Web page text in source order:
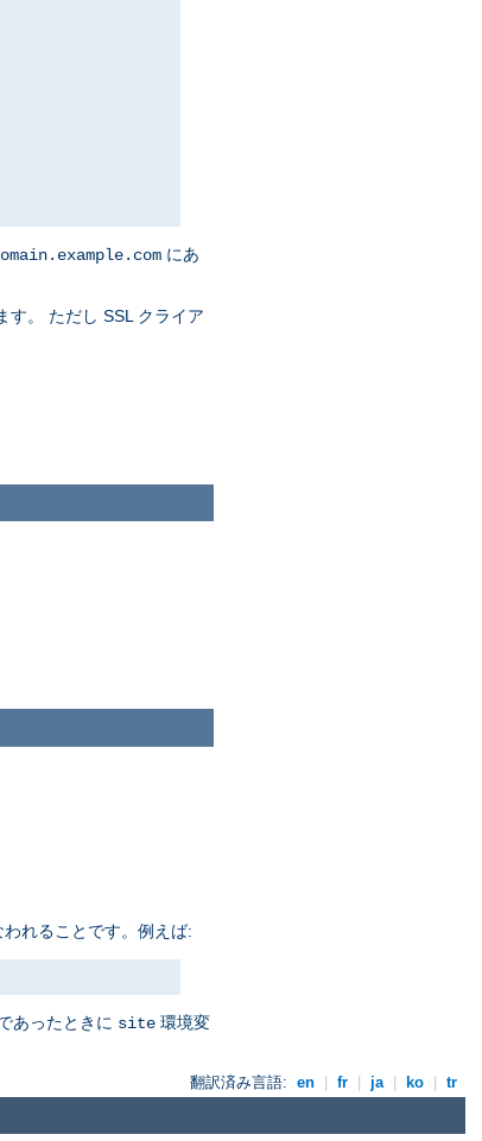
にあ
す。 ただし SSL クライア
れることです。例えば:
あったときに site 環境変
翻訳済み言語: en | fr | ja | ko | tr